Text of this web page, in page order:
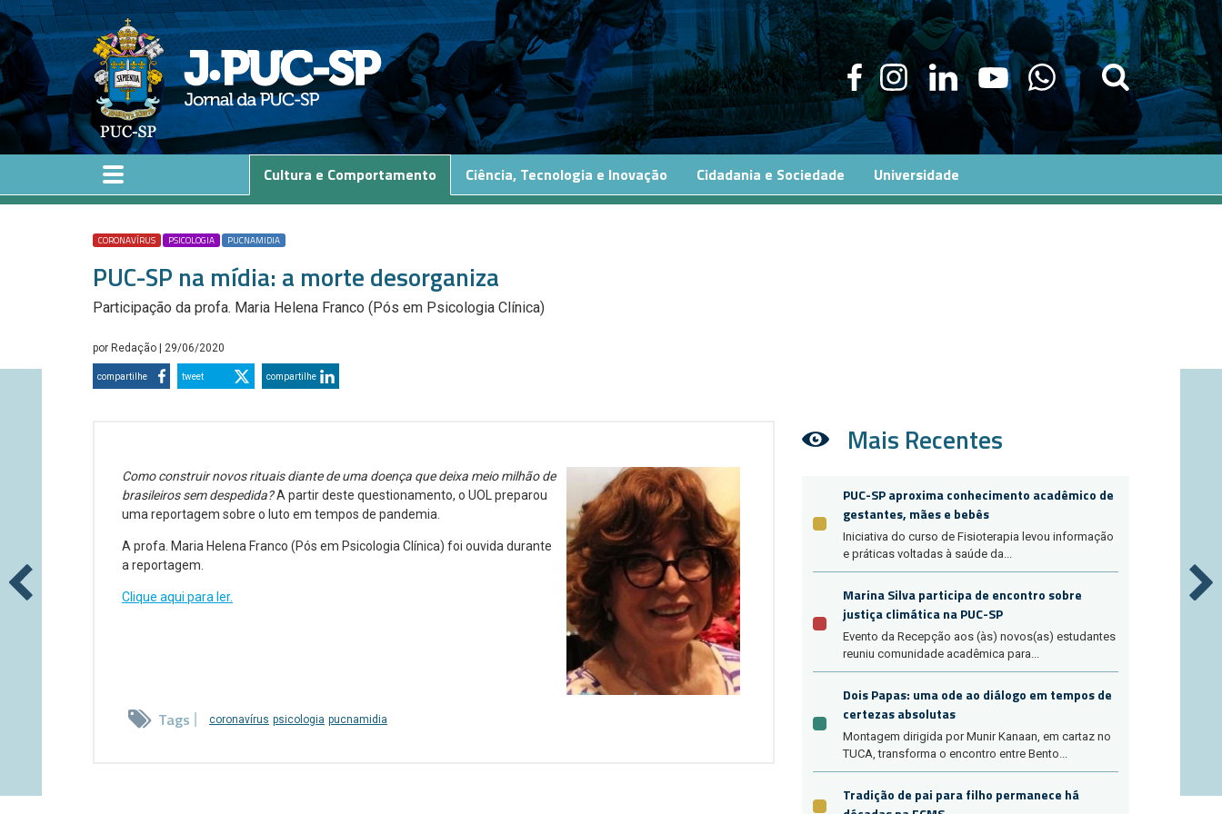
Pular para o conteúdo principal
Cultura e Comportamento Ciência, Tecnologia e Inovação Cidadania e Sociedade Universidade
CORONAVÍRUS PSICOLOGIA PUCNAMIDIA
PUC-SP na mídia: a morte desorganiza
Participação da profa. Maria Helena Franco (Pós em Psicologia Clínica)
por Redação | 29/06/2020
compartilhe tweet compartilhe
Como construir novos rituais diante de uma doença que deixa meio milhão de
brasileiros sem despedida?A partir deste questionamento, o UOL preparou
uma reportagem sobre o luto em tempos de pandemia.
A profa. Maria Helena Franco (Pós em Psicologia Clínica) foi ouvida durante
a reportagem.
Clique aqui para ler.
Tags coronavírus psicologia pucnamidia
Mais Recentes
PUC-SP aproxima conhecimento acadêmico de
gestantes, mães e bebês
Iniciativa do curso de Fisioterapia levou informação
e práticas voltadas à saúde da...
Marina Silva participa de encontro sobre
justiça climática na PUC-SP
Evento da Recepção aos (às) novos(as) estudantes
reuniu comunidade acadêmica para...
Dois Papas: uma ode ao diálogo em tempos de
certezas absolutas
Montagem dirigida por Munir Kanaan, em cartaz no
TUCA, transforma o encontro entre Bento...
Tradição de pai para filho permanece há